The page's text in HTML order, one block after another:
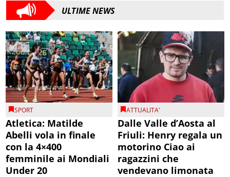
ULTIME NEWS
SPORT
Atletica: Matilde
Abelli vola in finale
con la 4×400
femminile ai Mondiali
Under 20
ATTUALITA'
Dalle Valle d’Aosta al
Friuli: Henry regala un
motorino Ciao ai
ragazzini che
vendevano limonata